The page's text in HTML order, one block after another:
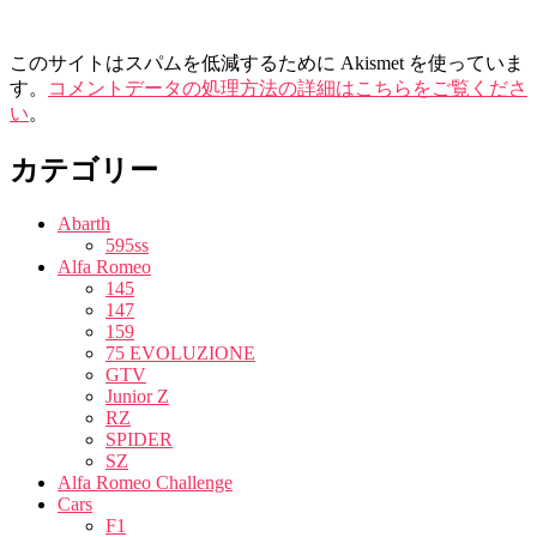
このサイトはスパムを低減するために Akismet を使っていま
す。
コメントデータの処理方法の詳細はこちらをご覧くださ
い。
カテゴリー
Abarth
595ss
Alfa Romeo
145
147
159
75 EVOLUZIONE
GTV
Junior Z
RZ
SPIDER
SZ
Alfa Romeo Challenge
Cars
F1